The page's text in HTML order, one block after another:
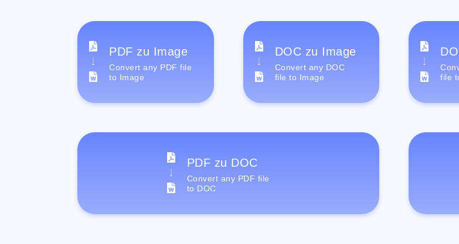
PDF zu Image
Convert any PDF file
to Image
DOC zu Image
Convert any DOC
file to Image
file
PDF zu DOC
Convert any PDF file
to DOC